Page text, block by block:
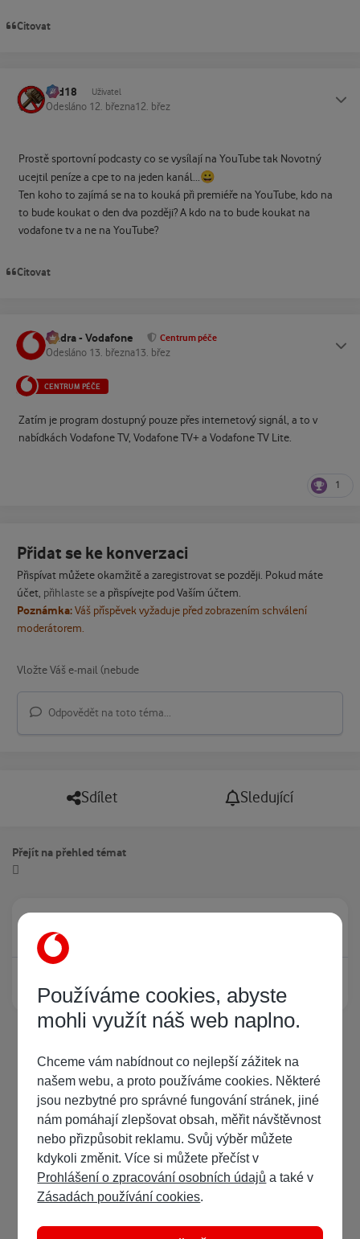
Citovat
dad18 Uživatel
Odesláno 12. března12. břez
Prostě sportovní podcasty co se vysílají na YouTube tak Novotný
ucejtil peníze a cpe to na jeden kanál...😀
Ten koho to zajímá se na to kouká při premiéře na YouTube, kdo na
to bude koukat o den dva později? A kdo na to bude koukat na
vodafone tv a ne na YouTube?
Citovat
Ondra - Vodafone Centrum péče
Odesláno 13. března13. břez
CENTRUM PÉČE
Zatím je program dostupný pouze přes internetový signál, a to v
nabídkách Vodafone TV, Vodafone TV+ a Vodafone TV Lite.
1
Přidat se ke konverzaci
Přispívat můžete okamžitě a zaregistrovat se později. Pokud máte
účet, přihlaste sea přispívejte pod Vaším účtem.
Poznámka:Váš příspěvek vyžaduje před zobrazením schválení
moderátorem.
Odpovědět na toto téma...
Sdílet Sledující
Přejít na přehled témat
Právě prohlíží tuto stránku
Žádný registrovaný uživatel si neprohlíží tuto stránku
Používáme cookies, abyste
mohli využít náš web naplno.
Chceme vám nabídnout co nejlepší zážitek na
našem webu, a proto používáme cookies. Některé
jsou nezbytné pro správné fungování stránek, jiné
nám pomáhají zlepšovat obsah, měřit návštěvnost
nebo přizpůsobit reklamu. Svůj výběr můžete
kdykoli změnit. Více si můžete přečíst v
Prohlášení o zpracování osobních údajů a také v
Zásadách používání cookies.